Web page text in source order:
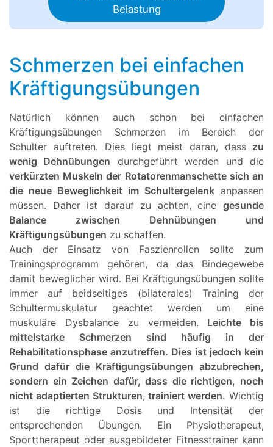
Belastung
Schmerzen bei einfachen
Kräftigungsübungen
Natürlich können auch schon bei einfachen
Kräftigungsübungen Schmerzen im Bereich der
Schulter auftreten. Dies liegt meist daran, dass zu
wenig Dehnübungen durchgeführt werden und die
verkürzten Muskeln der Rotatorenmanschette sich an
die neue Beweglichkeit im Schultergelenk anpassen
müssen. Daher ist darauf zu achten, eine gesunde
Balance zwischen Dehnübungen und
Kräftigungsübungen zu schaffen.
Auch der Einsatz von Faszienrollen sollte zum
Trainingsprogramm gehören, da das Bindegewebe
damit beweglicher wird. Bei Kräftigungsübungen sollte
immer auf beidseitiges (bilaterales) Training der
Schultermuskulatur geachtet werden um eine
muskuläre Dysbalance zu vermeiden. Leichte bis
mittelstarke Schmerzen sind häufig in der
Rehabilitationsphase anzutreffen. Dies ist jedoch kein
Grund dafür die Kräftigungsübungen abzubrechen,
sondern ein Zeichen dafür, dass die richtigen, noch
nicht adaptierten Strukturen, trainiert werden. Wichtig
ist die richtige Dosis und Intensität der
entsprechenden Übungen. Ein Physiotherapeut,
Sporttherapeut oder ausgebildeter Fitnesstrainer kann